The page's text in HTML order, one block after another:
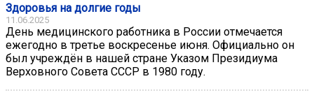
Здоровья на долгие годы
11.06.2025
День медицинского работника в России отмечается
ежегодно в третье воскресенье июня. Официально он
был учреждён в нашей стране Указом Президиума
Верховного Совета СССР в 1980 году.